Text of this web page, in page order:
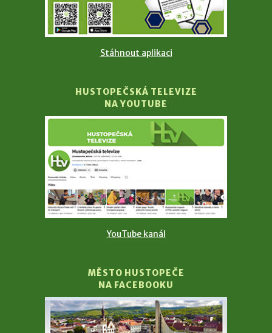
Stáhnout aplikaci
HUSTOPEČSKÁ TELEVIZE
NA YOUTUBE
YouTube kanál
MĚSTO HUSTOPEČE
NA FACEBOOKU